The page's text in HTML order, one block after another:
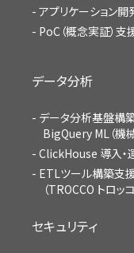
アプリケーション開
PoC（概念実証）支
データ分析
データ分析基盤構
BigQuery ML（機
ClickHouse 導入・
ETLツール構築支
（TROCCO トロッコ
セキュリティ